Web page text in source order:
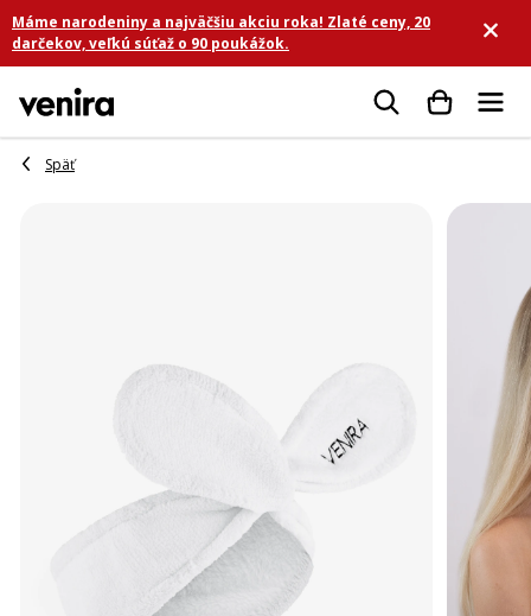
Prejsť
na
obsah
Máme narodeniny a najväčšiu akciu roka! Zlaté ceny, 20
darčekov, veľkú súťaž o 90 poukážok.
Hľadať